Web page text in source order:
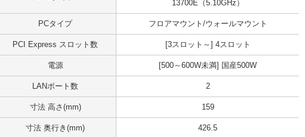
13700E（5.10GHz）
PCタイプ フロアマウント/ウォールマウント
PCI Express スロット数 [3スロット～] 4スロット
電源 [500～600W未満] 国産500W
LANポート数 2
寸法 高さ(mm) 159
寸法 奥行き(mm) 426.5